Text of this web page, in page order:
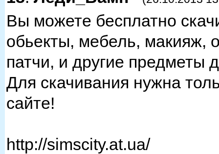
Вы можете бесплатно
обьекты, мебель, макияж,
патчи, и другие предметы
Для скачивания нужна
сайте!
http://simscity.at.­ua/